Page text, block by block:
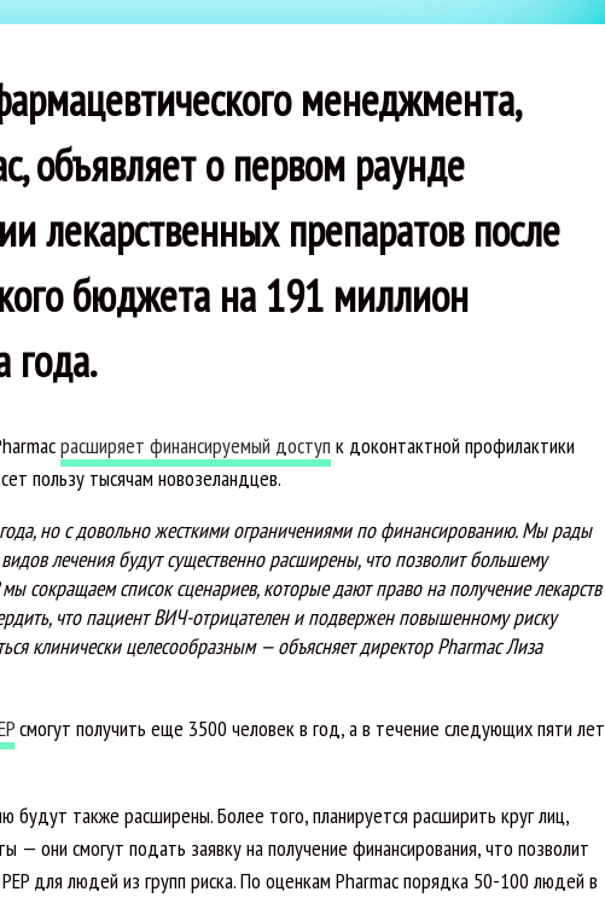
менеджмента,
объявляет о первом раунде
лекарственных препаратов после
бюджета на 191 миллион
года.
расширяет финансируемый доступ к доконтактной профилактики
пользу тысячам новозеландцев.
но с довольно жесткими ограничениями по финансированию. Мы рады
лечения будут существенно расширены, что позволит большему
сокращаем список сценариев, которые дают право на получение лекарств
что пациент ВИЧ-отрицателен и подвержен повышенному риску
клинически целесообразным— объясняет директор Pharmac Лиза
смогут получить еще 3500 человек в год, а в течение следующих пяти лет
будут также расширены. Более того, планируется расширить круг лиц,
— они смогут подать заявку на получение финансирования, что позволит
для людей из групп риска. По оценкам Pharmac порядка 50-100 людей в